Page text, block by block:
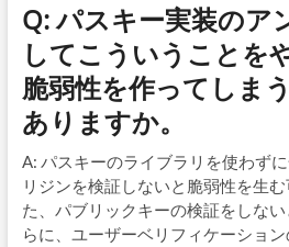
Q: パスキー実装のア
してこういうことを
脆弱性を作ってしま
ありますか。
A: パスキーのライブラリを使わず
リジンを検証しないと脆弱性を生
た、パブリックキーの検証をしな
らに、ユーザーベリフィケーショ